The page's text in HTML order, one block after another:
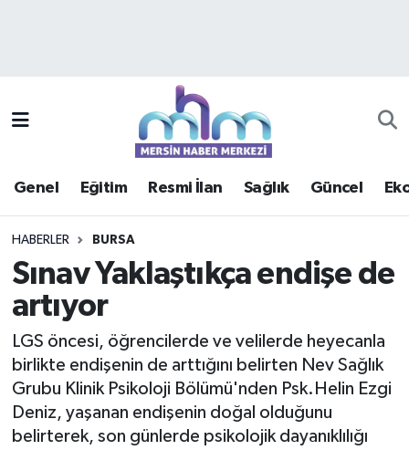
Genel Eğitim Resmi İlan Sağlık Güncel
HABERLER BURSA
Sınav Yaklaştıkça endişe de
artıyor
LGS öncesi, öğrencilerde ve velilerde heyecanla
birlikte endişenin de arttığını belirten Nev Sağlık
Grubu Klinik Psikoloji Bölümü'nden Psk.Helin Ezgi
Deniz, yaşanan endişenin doğal olduğunu
belirterek, son günlerde psikolojik dayanıklılığı
Güncel
Haberde insan
Kültür - Sanat
Magazin
Mersin Trafik Yoğunluk Haritası
Süper Lig Puan Durumu ve Fikstür
Haber Arşivi